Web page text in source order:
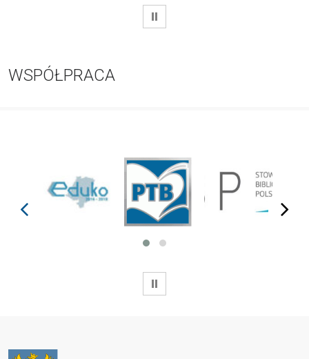
WSTRZYMAJ
WSPÓŁPRACA
prev next
WSTRZYMAJ